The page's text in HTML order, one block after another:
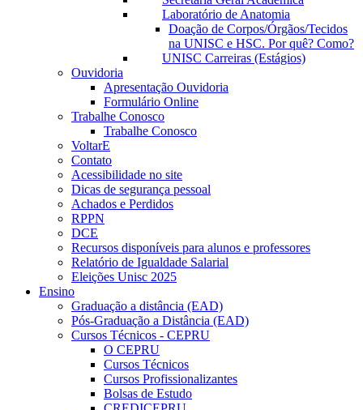
Laboratório de Anatomia
Doação de Corpos/Órgãos/Tecidos
na UNISC e HSC. Por quê? Como?
UNISC Carreiras (Estágios)
Ouvidoria
Apresentação Ouvidoria
Formulário Online
Trabalhe Conosco
Trabalhe Conosco
VoltarE
Contato
Acessibilidade no site
Dicas de segurança pessoal
Achados e Perdidos
RPPN
DCE
Recursos disponíveis para alunos e professores
Relatório de Igualdade Salarial
Eleições Unisc 2025
Ensino
Graduação a distância (EAD)
Pós-Graduação a Distância (EAD)
Cursos Técnicos - CEPRU
O CEPRU
Cursos Técnicos
Cursos Profissionalizantes
Bolsas de Estudo